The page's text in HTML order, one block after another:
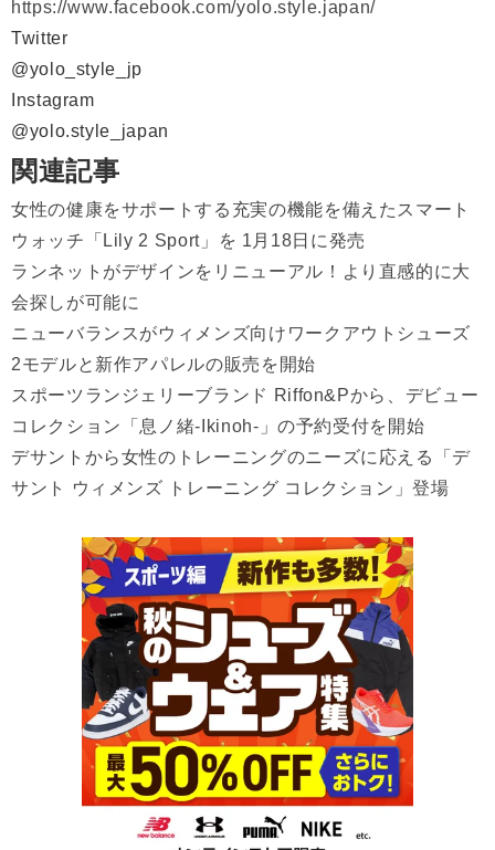
https://www.facebook.com/yolo.style.japan/
Twitter
@yolo_style_jp
Instagram
@yolo.style_japan
関連記事
女性の健康をサポートする充実の機能を備えたスマート
ウォッチ「Lily 2 Sport」を 1月18日に発売
ランネットがデザインをリニューアル！より直感的に大
会探しが可能に
ニューバランスがウィメンズ向けワークアウトシューズ
2モデルと新作アパレルの販売を開始
スポーツランジェリーブランド Riffon&Pから、デビュー
コレクション「息ノ緒-Ikinoh-」の予約受付を開始
デサントから女性のトレーニングのニーズに応える「デ
サント ウィメンズ トレーニング コレクション」登場